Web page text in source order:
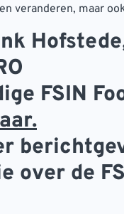
veranderen, maar
FSIN
over de